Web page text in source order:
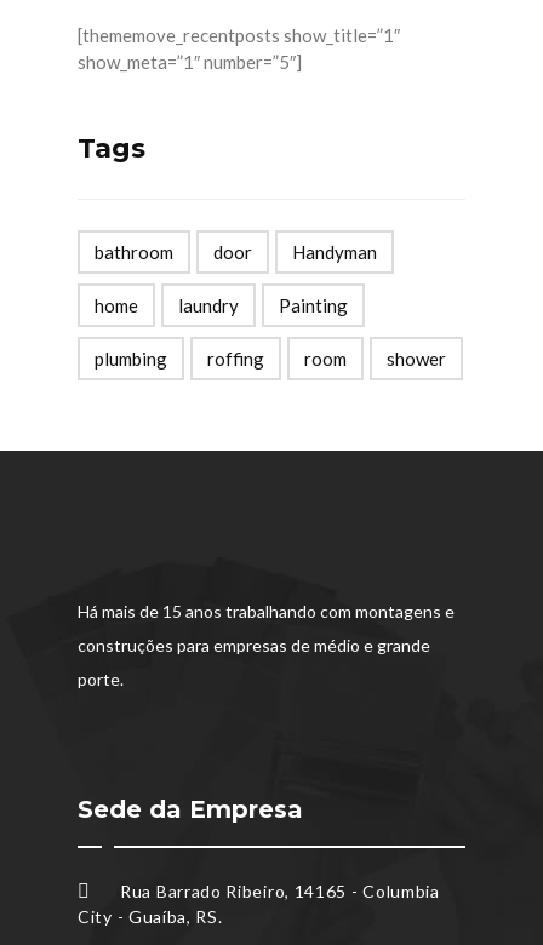
[thememove_recentposts show_title=”1″
show_meta=”1″ number=”5″]
Tags
bathroom door Handyman
home laundry Painting
plumbing roffing room shower
Há mais de 15 anos trabalhando com montagens e
construções para empresas de médio e grande
porte.
Sede da Empresa
Rua Barrado Ribeiro, 14165 - Columbia
City - Guaíba, RS.